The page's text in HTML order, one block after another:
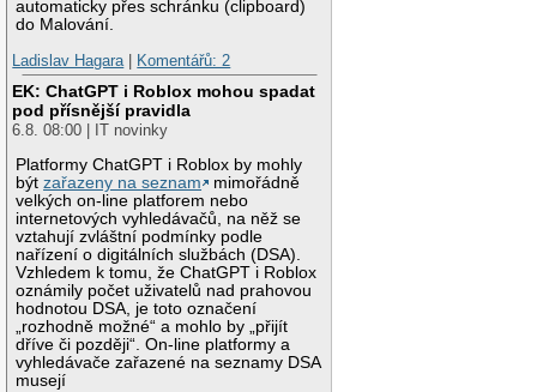
automaticky přes schránku (clipboard)
do Malování.
Ladislav Hagara
Komentářů: 2
EK: ChatGPT i Roblox mohou spadat
pod přísnější pravidla
6.8. 08:00 | IT novinky
Platformy ChatGPT i Roblox by mohly
býtzařazeny na seznam
mimořádně
velkých on-line platforem nebo
internetových vyhledávačů, na něž se
vztahují zvláštní podmínky podle
nařízení o digitálních službách (DSA).
Vzhledem k tomu, že ChatGPT i Roblox
oznámily počet uživatelů nad prahovou
hodnotou DSA, je toto označení
„rozhodně možné“ a mohlo by „přijít
dříve či později“. On-line platformy a
vyhledávače zařazené na seznamy DSA
musejí